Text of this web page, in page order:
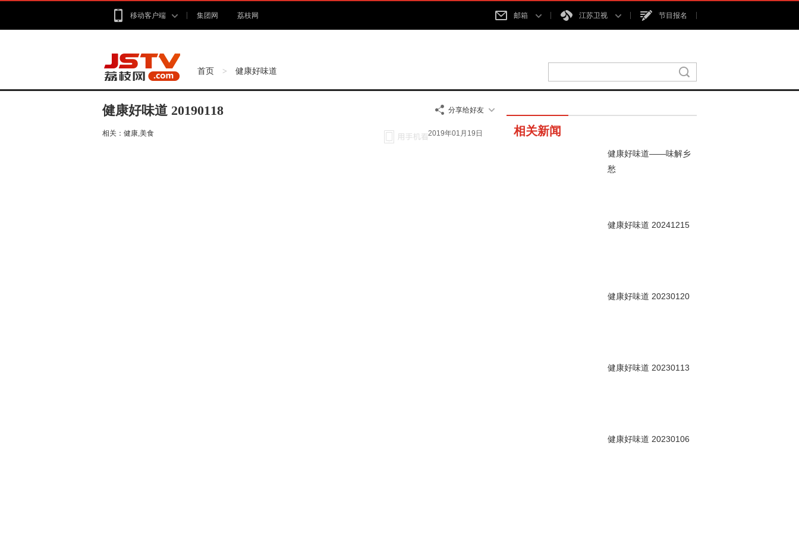
移动客户端 集团网 荔枝网 邮箱 江苏卫视 节目报名
首页 > 健康好味道
健康好味道 20190118 分享给好友
相关： 健康,美食 2019年01月19日 相关新闻
健康好味道——味解乡
愁
健康好味道 20241215
健康好味道 20230120
健康好味道 20230113
健康好味道 20230106